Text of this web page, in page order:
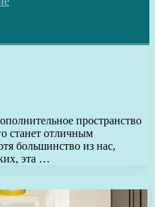
пространство
станет отличным
большинство из нас,
эта …